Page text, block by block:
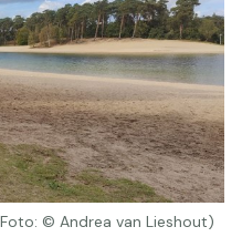
© Andrea van Lieshout)